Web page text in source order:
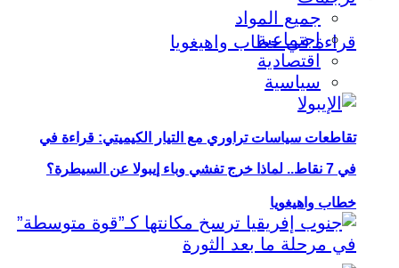
تقاطعات سياسات تراوري مع التيار الكيميتي: قراءة في
خطاب واهيغويا
جميع المواد
اجتماعية
اقتصادية
سياسية
في 7 نقاط.. لماذا خرج تفشي وباء إيبولا عن السيطرة؟